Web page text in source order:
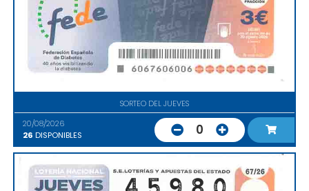
SORTEO DEL JUEVES
20/08/2026
26 DISPONIBLES 0